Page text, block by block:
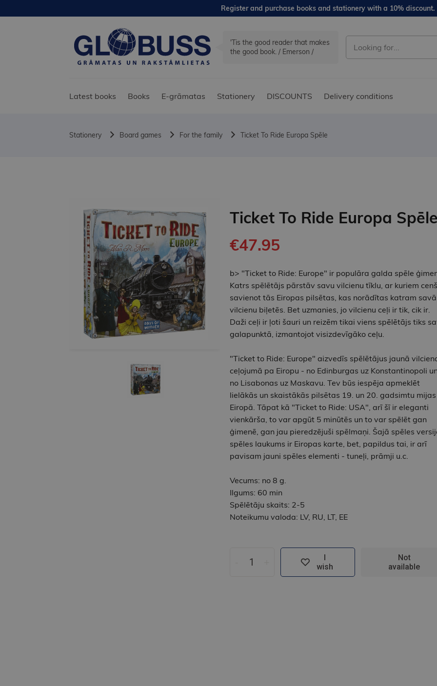
Register and purchase books and stationery with a 10% discount.
'Tis the good reader that makes
the good book. / Emerson /
Latest books Books E-grāmatas Stationery DISCOUNTS Delivery conditions
Stationery Board games For the family Ticket To Ride Europa Spēle
Ticket To Ride Europa
€47.95
b> "Ticket to Ride: Europe" ir populāra galda spēle
Katrs spēlētājs pārstāv savu vilcienu tīklu, ar kuriem
savienot tās Eiropas pilsētas, kas norādītas katram
vilcienu biļetēs. Bet uzmanies, jo vilcienu ceļi ir tik, cik ir.
Daži ceļi ir ļoti šauri un reizēm tikai viens spēlētājs tiks
galapunktā, izmantojot visizdevīgāko ceļu.
"Ticket to Ride: Europe" aizvedīs spēlētājus jaunā
ceļojumā pa Eiropu - no Edinburgas uz Konstantinopoli
no Lisabonas uz Maskavu. Tev būs iespēja apmeklēt
lielākās un skaistākās pilsētas 19. un 20. gadsimtu mijas
Eiropā. Tāpat kā "Ticket to Ride: USA", arī šī ir eleganti
vienkārša, to var apgūt 5 minūtēs un to var spēlēt gan
ģimenē, gan jau pieredzējuši spēlmaņi. Šajā spēles
spēles laukums ir Eiropas karte, bet, papildus tai, ir arī
pavisam jauni spēles elementi - tuneļi, prāmji u.c.
Vecums: no 8 g.
Ilgums: 60 min
Spēlētāju skaits: 2-5
Noteikumu valoda: LV, RU, LT, EE
wish
Not
available